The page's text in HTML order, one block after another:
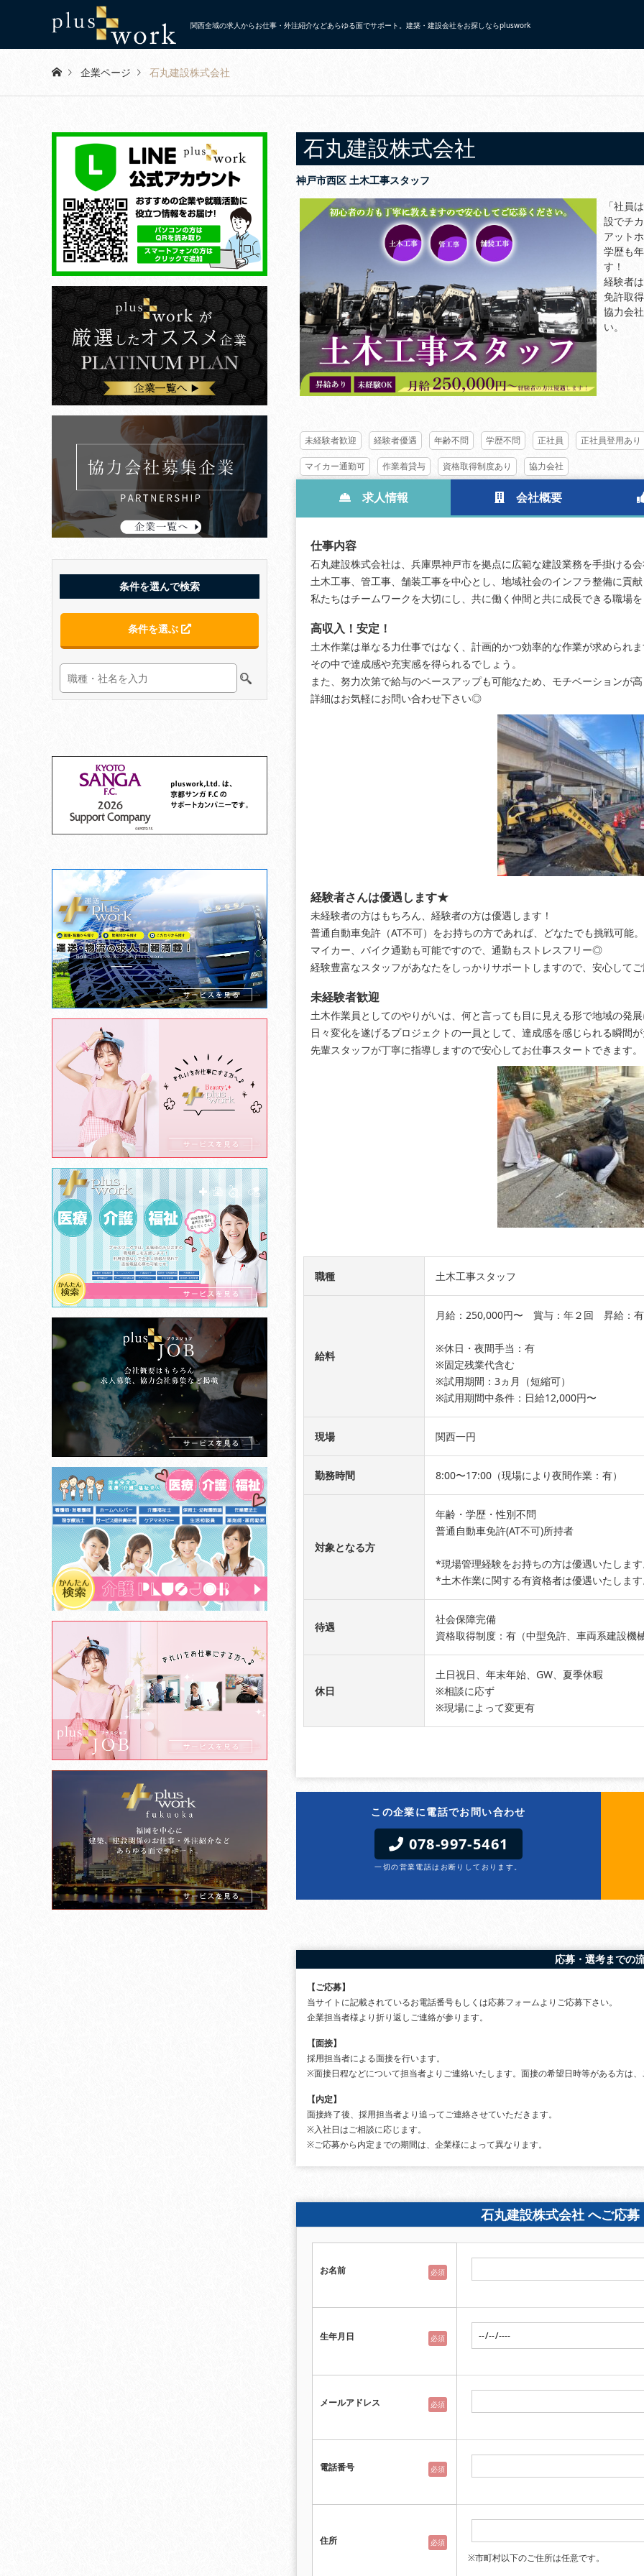
関西全域の求人からお仕事・外注紹介などあらゆる面でサポート。建築・建設会社をお探しならpluswork
企業ページ 石丸建設株式会社
石丸建設株式会社
神戸市西区 土木工事スタッフ
「社員
設でチ
アット
学歴も
す！
経験者
免許取
協力会
い。
未経験者歓迎 経験者優遇 年齢不問 学歴不問 正社員 正社員登用あり
マイカー通勤可 作業着貸与 資格取得制度あり 協力会社
求人情報 会社概要
仕事内容
石丸建設株式会社は、兵庫県神戸市を拠点に広範な建設業務を手掛ける
土木工事、管工事、舗装工事を中心とし、地域社会のインフラ整備に貢
私たちはチームワークを大切にし、共に働く仲間と共に成長できる職場
高収入！安定！
土木作業は単なる力仕事ではなく、計画的かつ効率的な作業が求められ
その中で達成感や充実感を得られるでしょう。
また、努力次第で給与のベースアップも可能なため、モチベーションが
詳細はお気軽にお問い合わせ下さい◎
経験者さんは優遇します★
未経験者の方はもちろん、経験者の方は優遇します！
普通自動車免許（AT不可）をお持ちの方であれば、どなたでも挑戦可能。
マイカー、バイク通勤も可能ですので、通勤もストレスフリー◎
経験豊富なスタッフがあなたをしっかりサポートしますので、安心して
未経験者歓迎
土木作業員としてのやりがいは、何と言っても目に見える形で地域の発
日々変化を遂げるプロジェクトの一員として、達成感を感じられる瞬間
先輩スタッフが丁寧に指導しますので安心してお仕事スタートできます。
職種 土木工事スタッフ
給料
月給：250,000円〜 賞与：年２回 昇給：有
※休日・夜間手当：有
※固定残業代含む
※試用期間：3ヵ月（短縮可）
※試用期間中条件：日給12,000円〜
現場 関西一円
勤務時間 8:00〜17:00（現場により夜間作業：有）
対象となる方
年齢・学歴・性別不問
普通自動車免許(AT不可)所持者
*現場管理経験をお持ちの方は優遇いたしま
*土木作業に関する有資格者は優遇いたしま
待遇
社会保障完備
資格取得制度：有（中型免許、車両系建設機
休日
土日祝日、年末年始、GW、夏季休暇
※相談に応ず
※現場によって変更有
この企業に電話でお問い合わせ
078-997-5461
一切の営業電話はお断りしております。
応募・選考までの
【ご応募】
当サイトに記載されているお電話番号もしくは応募フォームよりご応募下さい。
企業担当者様より折り返しご連絡が参ります。
【面接】
採用担当者による面接を行います。
※面接日程などについて担当者よりご連絡いたします。面接の希望日時等がある方は
【内定】
面接終了後、採用担当者より追ってご連絡させていただきます。
※入社日はご相談に応じます。
※ご応募から内定までの期間は、企業様によって異なります。
石丸建設株式会社 へご応
必須
お名前
必須
生年月日
必須
メールアドレス
必須
電話番号
必須
住所
※市町村以下のご住所は任意です。
条件を選んで検索
条件を選ぶ